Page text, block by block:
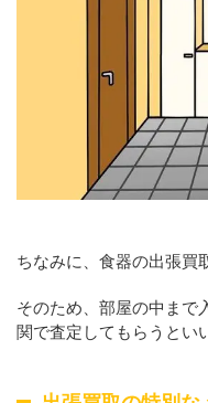
ちなみに、食器の出張買
そのため、部屋の中まで
関で査定してもらうとい